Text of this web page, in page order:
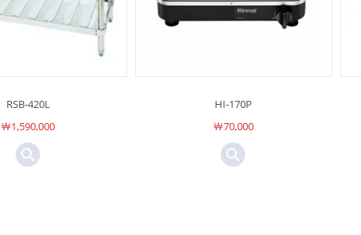
RSB-420L
￦1,590,000
HI-170P
￦70,000